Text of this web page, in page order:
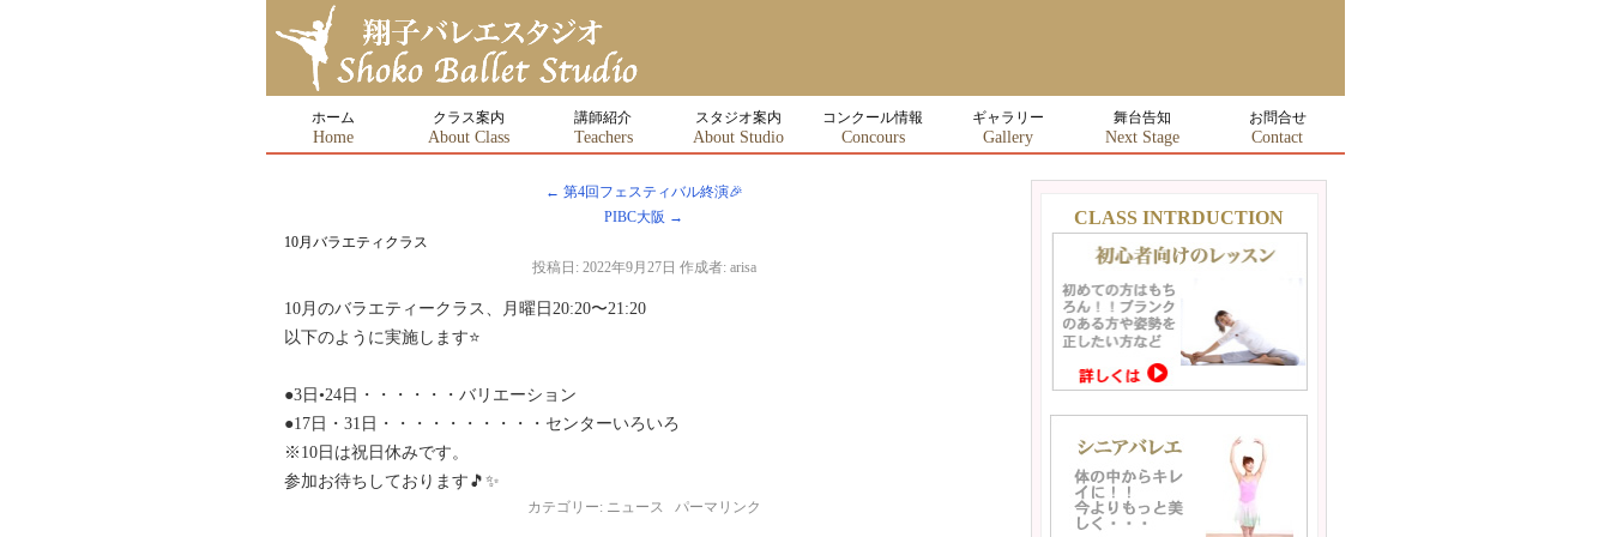
ホーム
Home
クラス案内
About Class
講師紹介
Teachers
スタジオ案内
About Studio
コンクール情報
Concours
ギャラリー
Gallery
舞台告知
Next Stage
お問合せ
Contact
← 第4回フェスティバル終演🎉
PIBC大阪 →
10月バラエティクラス
投稿日: 2022年9月27日 作成者: arisa
10月のバラエティークラス、月曜日20:20〜21:20
以下のように実施します⭐️
●3日•24日・・・・・・バリエーション
●17日・31日・・・・・・・・・・センターいろいろ
※10日は祝日休みです。
参加お待ちしております🎵✨
カテゴリー: ニュース パーマリンク
CLASS INTRDUCTION